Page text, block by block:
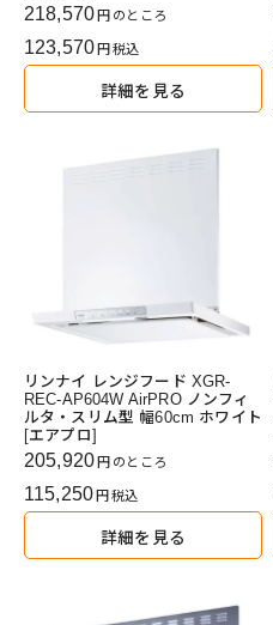
218,570 のところ
123,570 税込
詳細を見る
リンナイ レンジフード XGR-
REC-AP604W AirPRO ノンフィ
ルタ・スリム型 幅60cm ホワイト
[エアプロ]
205,920 のところ
115,250 税込
詳細を見る